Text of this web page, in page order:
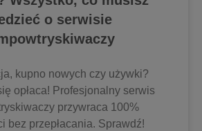
o serwisie
kupno nowych czy używki?
opłaca! Profesjonalny serwis
przywraca 100%
bez przepłacania. Sprawdź!